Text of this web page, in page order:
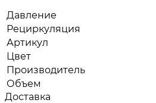
Давление
Рециркуляция
Артикул
Цвет
Производитель
Объем
Доставка